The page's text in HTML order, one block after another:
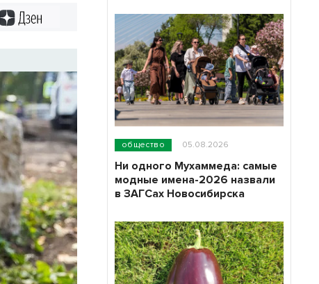
общество 05.08.2026
Ни одного Мухаммеда: самые
модные имена-2026 назвали
в ЗАГСах Новосибирска